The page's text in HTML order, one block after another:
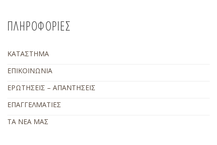
ΠΛΗΡΟΦΟΡΙΕΣ
ΚΑΤΑΣΤΗΜΑ
ΕΠΙΚΟΙΝΩΝΙΑ
ΕΡΩΤΗΣΕΙΣ – ΑΠΑΝΤΗΣΕΙΣ
ΕΠΑΓΓΕΛΜΑΤΙΕΣ
ΤΑ ΝΕΑ ΜΑΣ